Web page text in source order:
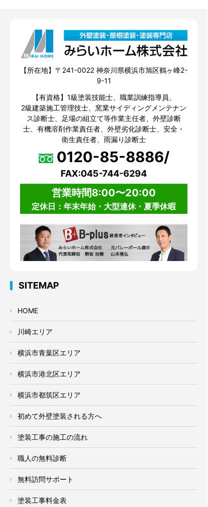
【所在地】〒241-0022 神奈川県横浜市旭区鶴ヶ峰2-
9-11
【有資格】1級塗装技能士、職業訓練指導員、
2級建築施工管理技士、窯業サイディングメンテナン
ス診断士、足場の組立て等作業主任者、外壁診断
士、有機溶剤作業責任者、外壁劣化診断士、安全・
衛生責任者、雨漏り診断士
0120-85-8886/
FAX:045-744-6294
営業時間8:00〜20:00
定休日：年末年始・大型連休・夏季休暇
SITEMAP
HOME
川崎エリア
横浜市青葉区エリア
横浜市港北区エリア
横浜市都筑区エリア
初めて外壁塗装される方へ
塗装工事の施工の流れ
職人の無料診断
無料訪問サポート
塗装工事料金表